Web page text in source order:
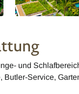
und
Butler-Service,